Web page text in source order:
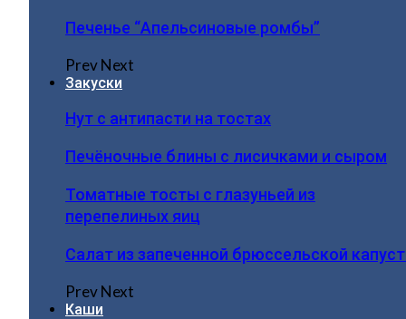
Печенье “Апельсиновые ромбы”
PrevNext
Закуски
Нут с антипасти на тостах
Печёночные блины с лисичками и сыром
Томатные тосты с глазуньей из
перепелиных яиц
Салат из запеченной брюссельской
PrevNext
Каши